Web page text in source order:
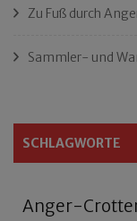
Zu Fuß durch
Sammler- und
SCHLAGWORTE
Anger-